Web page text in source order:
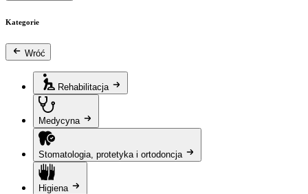
Kategorie
Wróć
Rehabilitacja
Medycyna
Stomatologia, protetyka i ortodoncja
Higiena